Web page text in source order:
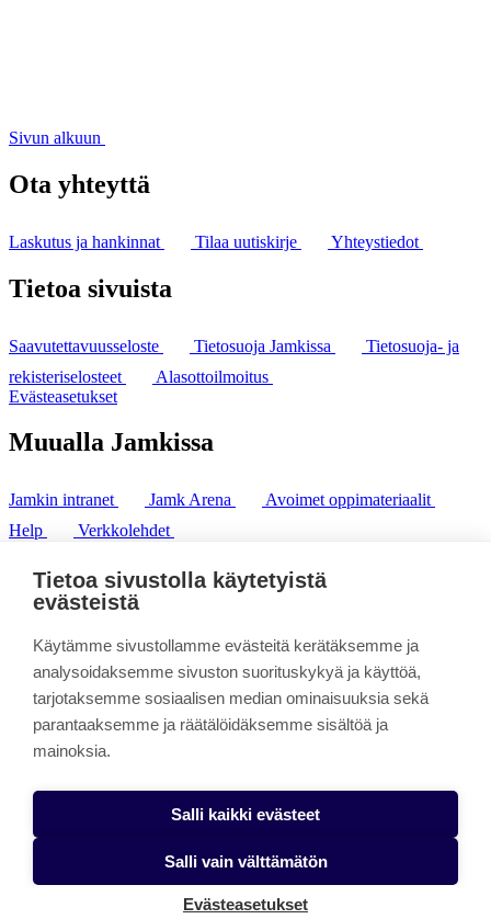
Sivun alkuun
Ota yhteyttä
Laskutus ja hankinnat Tilaa uutiskirje Yhteystiedot
Tietoa sivuista
Saavutettavuusseloste Tietosuoja Jamkissa
Tietosuoja- ja
rekisteriselosteet
Alasottoilmoitus
Evästeasetukset
Muualla Jamkissa
Jamkin intranet Jamk Arena
Avoimet oppimateriaalit
Help
Verkkolehdet
puh. +358 20 743 8100
fax. +358 14 449 9694
Tietoa sivustolla käytetyistä
evästeistä
Käytämme sivustollamme evästeitä kerätäksemme ja
analysoidaksemme sivuston suorituskykyä ja käyttöä,
tarjotaksemme sosiaalisen median ominaisuuksia sekä
parantaaksemme ja räätälöidäksemme sisältöä ja
mainoksia.
Salli kaikki evästeet
Salli vain välttämätön
Evästeasetukset